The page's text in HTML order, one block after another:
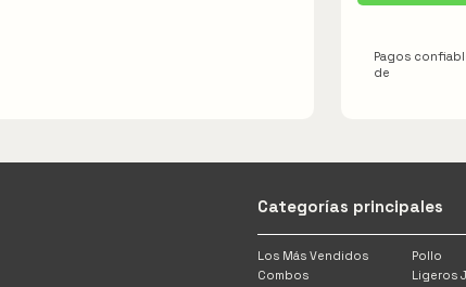
Pagos
de
Categorías principales
Los Más Vendidos
Pollo
Combos
Ligeros